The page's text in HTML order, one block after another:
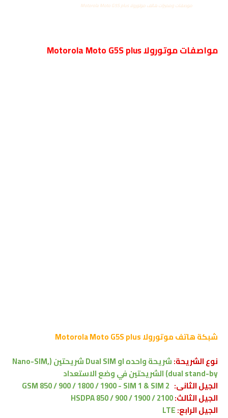
موصفات ومميزات هاتف موتورولا Motorola Moto G5S plus
مواصفات موتورولا Motorola Moto G5S plus
شبكة هاتفموتورولا Motorola MotoG5S plus
نوع الشريحة:
شريحة واحده او Dual SIM شريحتين (Nano-SIM,
dual stand-by) الشريحتين في وضع الاستعداد
الجيل الثانى: GSM 850 / 900 / 1800 / 1900 - SIM 1 & SIM 2
الجيل الثالث:HSDPA 850 / 900 / 1900 / 2100
الجيل الرابع:LTE